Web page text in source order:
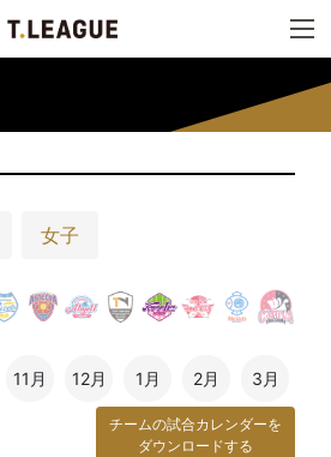
女子
11月 12月 1月 2月 3月
チームの試合カレンダーを
ダウンロードする